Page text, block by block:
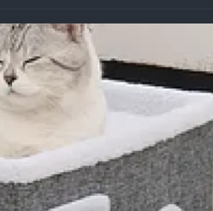
ТОВАРЫ
ДЛЯ
ЖИВОТНЫХ
MASTERCARD